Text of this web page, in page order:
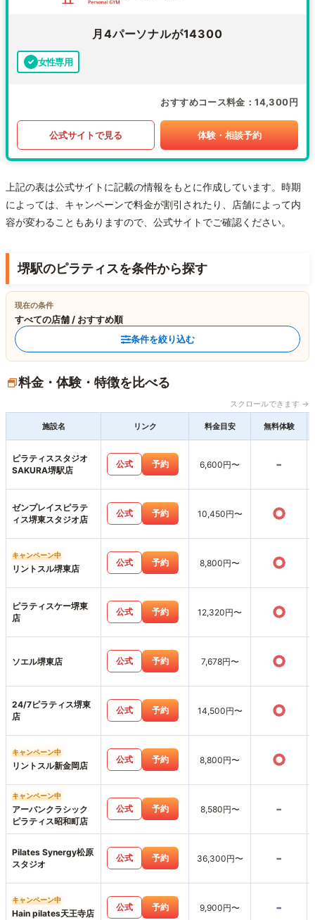
月4パーソナルが14300
女性専用
おすすめコース料金 14,300円
公式サイトで見る 体験・相談予約
上記の表は公式サイトに記載の情報をもとに作成しています。時期
によっては、キャンペーンで料金が割引されたり、店舗によって内
容が変わることもありますので、公式サイトでご確認ください。
堺駅のピラティスを条件から探す
現在の条件
すべての店舗 / おすすめ順
条件を絞り込む
料金・体験・特徴を比べる
スクロールできます →
施設名 リンク 料金目安 無料体験
ピラティススタジオ
SAKURA堺駅店
公式 予約 6,600円〜 -
ゼンプレイスピラテ
ィス堺東スタジオ店
公式 予約 10,450円〜 ○
キャンペーン中
リントスル堺東店
公式 予約 8,800円〜 ○
ピラティスケー堺東
店
公式 予約 12,320円〜 ○
ソエル堺東店 公式 予約 7,678円〜 ○
24/7ピラティス堺東
店
公式 予約 14,500円〜 ○
キャンペーン中
リントスル新金岡店
公式 予約 8,800円〜 ○
キャンペーン中
アーバンクラシック
ピラティス昭和町店
公式 予約 8,580円〜 -
Pilates Synergy松原
スタジオ
公式 予約 36,300円〜 -
キャンペーン中
Hain pilates天王寺店
公式 予約 9,900円〜 -